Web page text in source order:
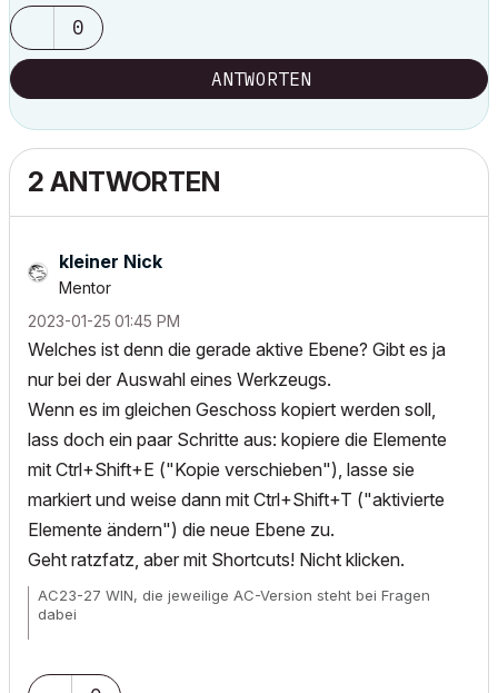
0
ANTWORTEN
2 ANTWORTEN
kleiner Nick
Mentor
‎2023-01-25 01:45 PM
Welches ist denn die gerade aktive Ebene? Gibt es ja
nur bei der Auswahl eines Werkzeugs.
Wenn es im gleichen Geschoss kopiert werden soll,
lass doch ein paar Schritte aus: kopiere die Elemente
mit Ctrl+Shift+E ("Kopie verschieben"), lasse sie
markiert und weise dann mit Ctrl+Shift+T ("aktivierte
Elemente ändern") die neue Ebene zu.
Geht ratzfatz, aber mit Shortcuts! Nicht klicken.
AC23-27 WIN, die jeweilige AC-Version steht bei Fragen
dabei